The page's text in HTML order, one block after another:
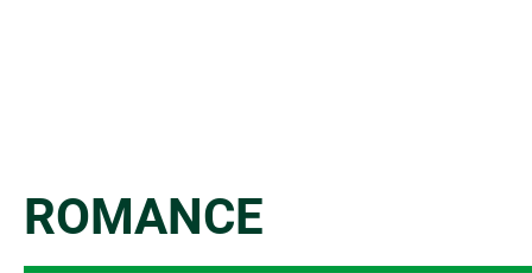
ROMANCE